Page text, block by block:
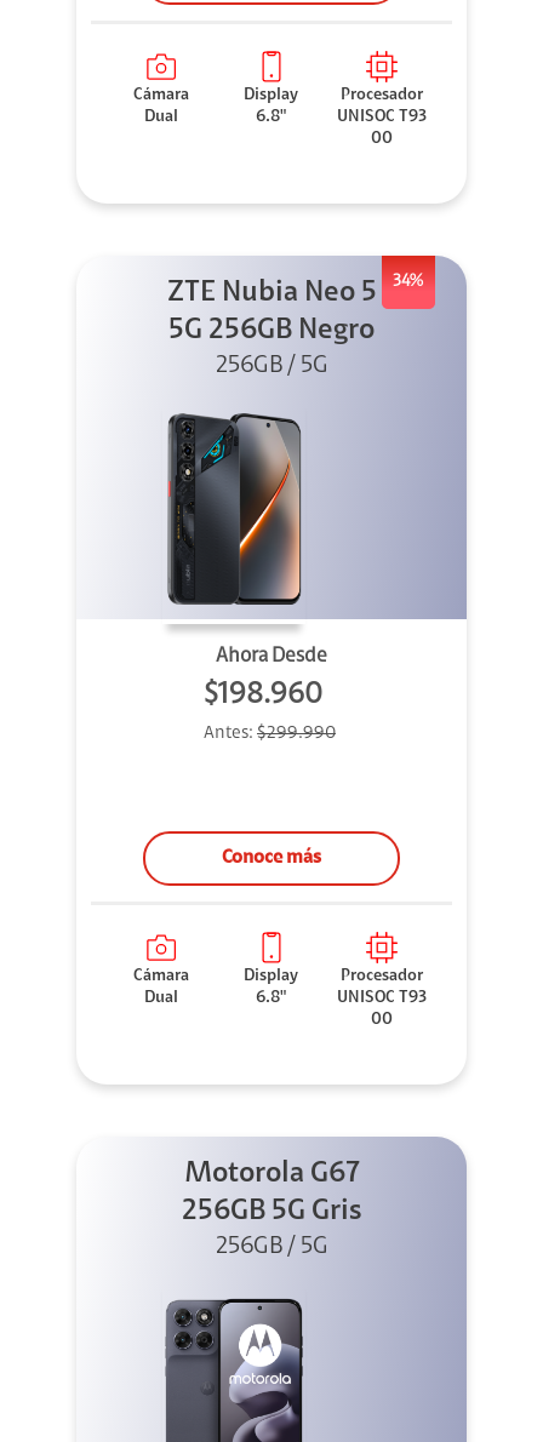
Cámara
Dual
Display
6.8"
Procesador
UNISOC T93
00
34%
ZTE Nubia Neo 5
5G 256GB Negro
256GB / 5G
Ahora Desde
$198.960
Antes: $299.990
Conoce más
Cámara
Dual
Display
6.8"
Procesador
UNISOC T93
00
Motorola G67
256GB 5G Gris
256GB / 5G